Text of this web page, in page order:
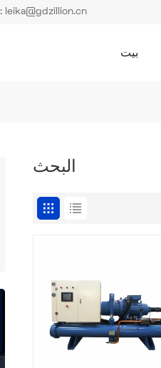
بريد إلكتروني : leika@gdzillion.cn
بيت
البحث